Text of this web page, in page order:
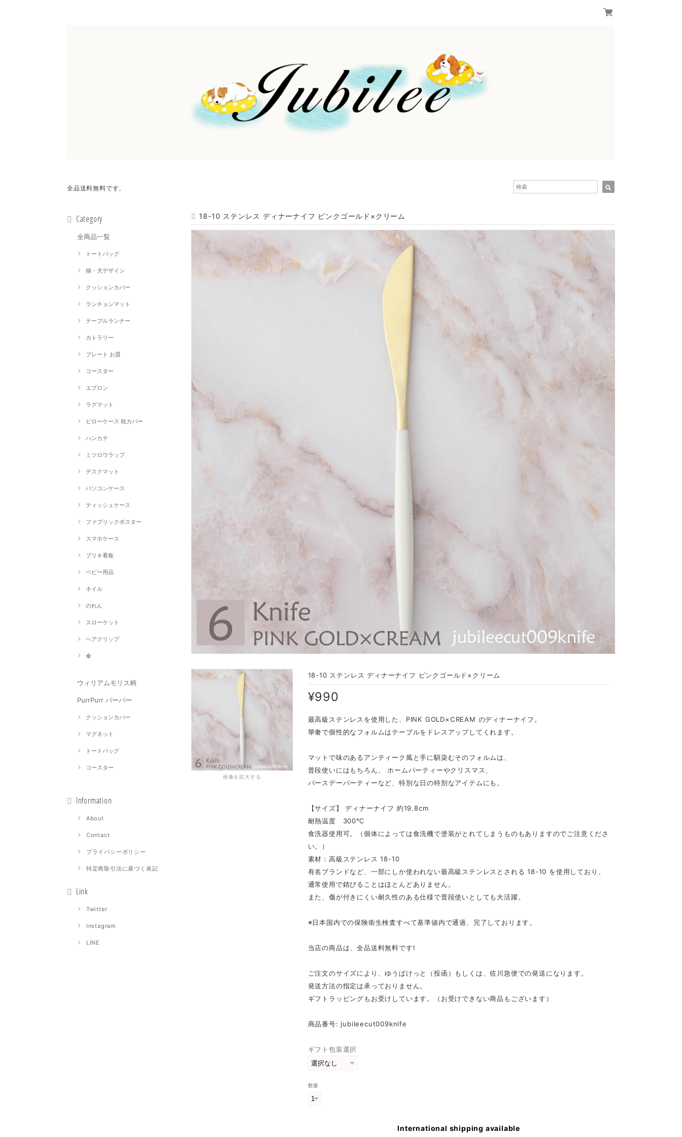
全品送料無料です。
Category
全商品一覧
トートバッグ
猫・犬デザイン
クッションカバー
ランチョンマット
テーブルランナー
カトラリー
プレート お皿
コースター
エプロン
ラグマット
ピローケース 枕カバー
ハンカチ
ミツロウラップ
デスクマット
パソコンケース
ティッシュケース
ファブリックポスター
スマホケース
ブリキ看板
ベビー用品
ネイル
のれん
スローケット
ヘアクリップ
傘
ウィリアムモリス柄
PurrPurr パーパー
クッションカバー
マグネット
トートバッグ
コースター
Information
About
Contact
プライバシーポリシー
特定商取引法に基づく表記
Link
Twitter
Instagram
LINE
18-10 ステンレス ディナーナイフ ピンクゴールド×クリーム
画像を拡大する
18-10 ステンレス ディナーナイフ ピンクゴールド×クリーム
¥990
最高級ステンレスを使用した、PINK GOLD×CREAM のディナーナイフ。
華奢で個性的なフォルムはテーブルをドレスアップしてくれます。
マットで味のあるアンティーク風と手に馴染むそのフォルムは、
普段使いにはもちろん、 ホームパーティーやクリスマス、
バースデーパーティーなど、特別な日の特別なアイテムにも。
【サイズ】 ディナーナイフ 約19.8cm
耐熱温度 300℃
食洗器使用可。（個体によっては食洗機で塗装がとれてしまうものもありますのでご注意くださ
い。）
素材：高級ステンレス 18-10
有名ブランドなど、一部にしか使われない最高級ステンレスとされる 18-10 を使用しており、
通常使用で錆びることはほとんどありません。
また、傷が付きにくい耐久性のある仕様で普段使いとしても大活躍。
※日本国内での保険衛生検査すべて基準値内で通過、完了しております。
当店の商品は、全品送料無料です!
ご注文のサイズにより、ゆうぱけっと（投函）もしくは、佐川急便での発送になります。
発送方法の指定は承っておりません。
ギフトラッピングもお受けしています。（お受けできない商品もございます）
商品番号: jubileecut009knife
ギフト包装選択
数量
International shipping available